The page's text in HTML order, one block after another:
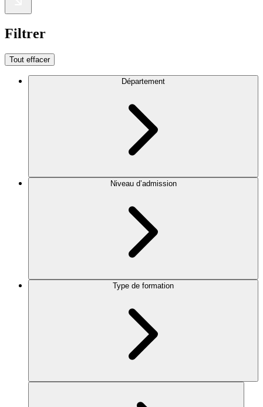
Filtrer
Tout effacer
Département
Niveau d’admission
Type de formation